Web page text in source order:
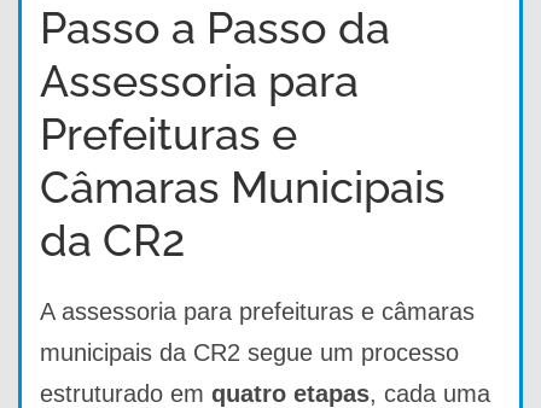
Passo a Passo da
Assessoria para
Prefeituras e
Câmaras Municipais
da CR2
A assessoria para prefeituras e câmaras
municipais da CR2 segue um processo
estruturado em quatro etapas, cada uma